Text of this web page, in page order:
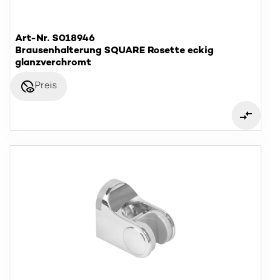
Art-Nr. S018946
Brausenhalterung SQUARE Rosette eckig
glanzverchromt
disabled_visiblePreis